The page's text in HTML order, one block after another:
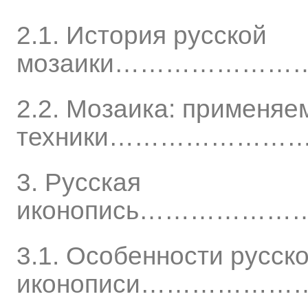
2.1. История русской
2.2. Мозаика:
3. Русская
3.1. Особенности